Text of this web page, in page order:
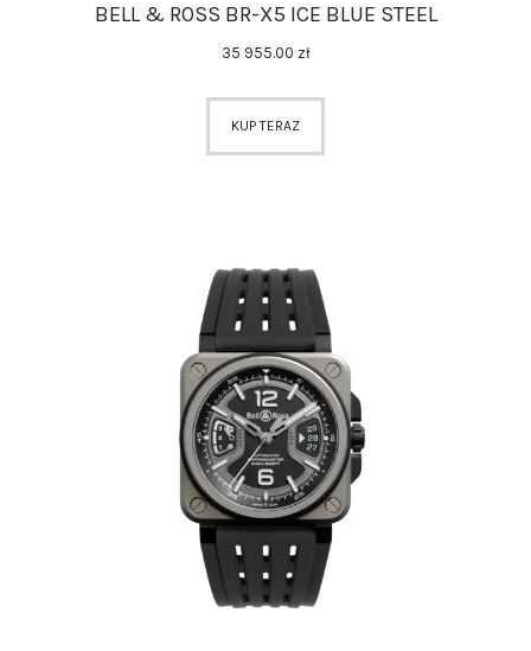
BELL & ROSS BR-X5 ICE BLUE STEEL
35 955.00 zł
KUP TERAZ